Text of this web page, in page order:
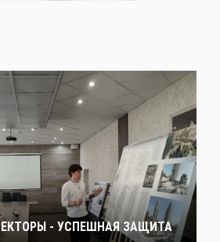
- УСПЕШНАЯ ЗАЩИТА